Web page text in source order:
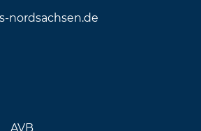
nordsachsen.de
AVB